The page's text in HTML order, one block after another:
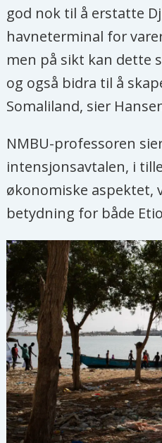
god nok til å erstatte
havneterminal for
men på sikt kan dette
og også bidra til å
Somaliland, sier
NMBU-professoren
intensjonsavtalen, i
økonomiske aspektet,
betydning for både